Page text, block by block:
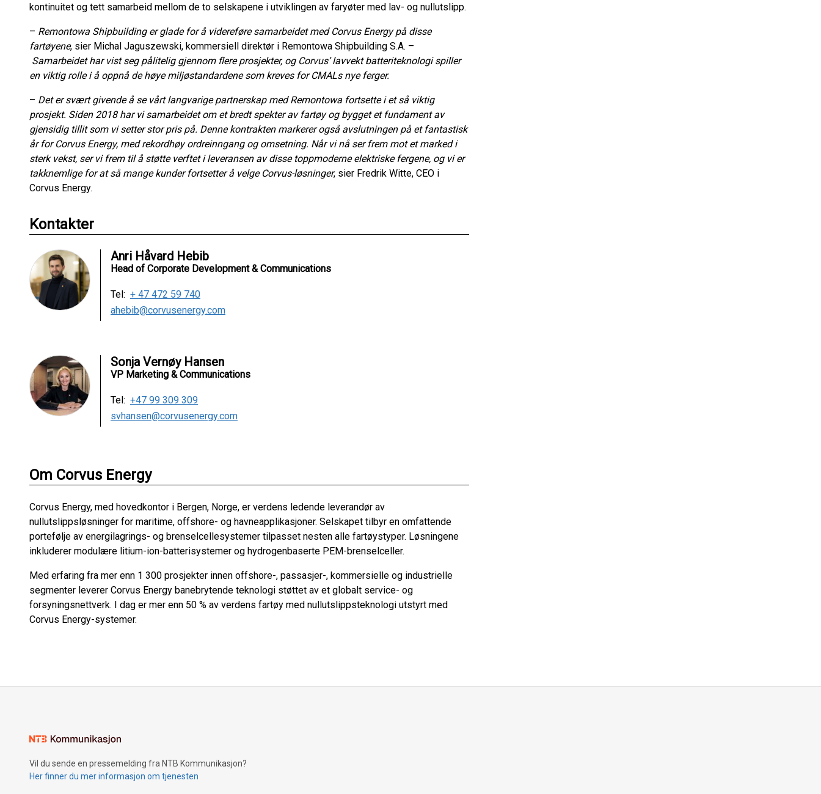
kontinuitet og tett samarbeid mellom de to selskapene i utviklingen av faryøter med lav- og nullutslipp.
– Remontowa Shipbuilding er glade for å videreføre samarbeidet med Corvus Energy på disse
fartøyene, sier Michal Jaguszewski, kommersiell direktør i Remontowa Shipbuilding S.A. –
Samarbeidet har vist seg pålitelig gjennom flere prosjekter, og Corvus’ lavvekt batteriteknologi spiller
en viktig rolle i å oppnå de høye miljøstandardene som kreves for CMALs nye ferger.
– Det er svært givende å se vårt langvarige partnerskap med Remontowa fortsette i et så viktig
prosjekt. Siden 2018 har vi samarbeidet om et bredt spekter av fartøy og bygget et fundament av
gjensidig tillit som vi setter stor pris på. Denne kontrakten markerer også avslutningen på et fantastisk
år for Corvus Energy, med rekordhøy ordreinngang og omsetning. Når vi nå ser frem mot et marked i
sterk vekst, ser vi frem til å støtte verftet i leveransen av disse toppmoderne elektriske fergene, og vi er
takknemlige for at så mange kunder fortsetter å velge Corvus-løsninger, sier Fredrik Witte, CEO i
Corvus Energy.
Kontakter
Anri Håvard Hebib
Head of Corporate Development & Communications
Tel: + 47 472 59 740
ahebib@corvusenergy.com
Sonja Vernøy Hansen
VP Marketing & Communications
Tel: +47 99 309 309
svhansen@corvusenergy.com
Om Corvus Energy
Corvus Energy, med hovedkontor i Bergen, Norge, er verdens ledende leverandør av
nullutslippsløsninger for maritime, offshore- og havneapplikasjoner. Selskapet tilbyr en omfattende
portefølje av energilagrings- og brenselcellesystemer tilpasset nesten alle fartøystyper. Løsningene
inkluderer modulære litium-ion-batterisystemer og hydrogenbaserte PEM-brenselceller.
Med erfaring fra mer enn 1 300 prosjekter innen offshore-, passasjer-, kommersielle og industrielle
segmenter leverer Corvus Energy banebrytende teknologi støttet av et globalt service- og
forsyningsnettverk. I dag er mer enn 50 % av verdens fartøy med nullutslippsteknologi utstyrt med
Corvus Energy-systemer.
Vil du sende en pressemelding fra NTB Kommunikasjon?
Her finner du mer informasjon om tjenesten